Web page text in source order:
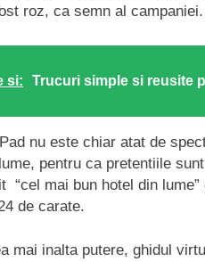
roz, ca semn al campaniei.
si: Trucuri simple si reusite
nu este chiar atat de
pentru ca pretentiile
“cel mai bun hotel din
de carate.
mai inalta putere, ghidul